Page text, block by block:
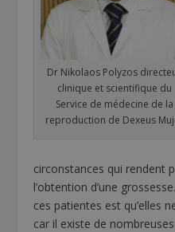
Dr Nikolaos Polyzos
clinique et scientifique du
Service de médecine de la
reproduction de Dexeus
circonstances qui rendent
l’obtention d’une
ces patientes est qu’elles
car il existe de